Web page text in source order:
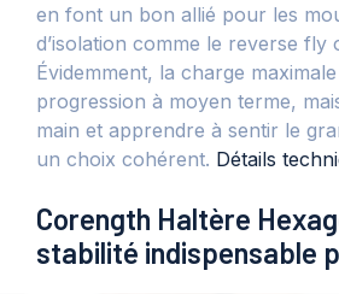
en font un bon allié pour les
d’isolation comme le reverse fly
Évidemment, la charge
progression à moyen terme,
main et apprendre à sentir le
un choix cohérent. Détails
Corength Haltère
stabilité indispensable